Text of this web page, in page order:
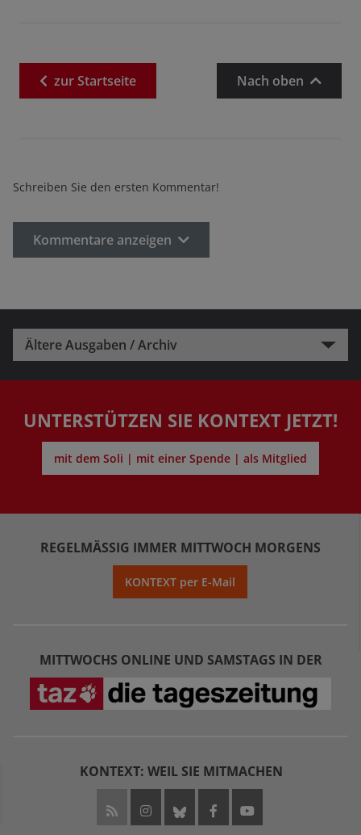
zurStartseite Nach oben
Schreiben Sie den ersten Kommentar!
Kommentare anzeigen
Ältere Ausgaben / Archiv
UNTERSTÜTZEN SIE KONTEXT JETZT!
mit dem Soli | mit einer Spende | als Mitglied
REGELMÄSSIG IMMER MITTWOCH MORGENS
KONTEXT per E-Mail
MITTWOCHS ONLINE UND SAMSTAGS IN DER
KONTEXT: WEIL SIE MITMACHEN